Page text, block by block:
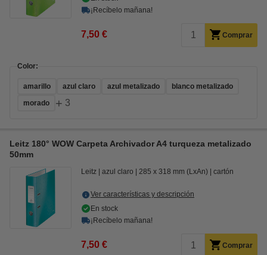
¡Recíbelo mañana!
7,50 € Comprar
Color:
amarillo azul claro azul metalizado
blanco metalizado
morado
+ 3
Leitz 180° WOW Carpeta Archivador A4 turqueza metalizado
50mm
Leitz azul claro 285 x 318 mm (LxAn) cartón
Ver características y descripción
En stock
¡Recíbelo mañana!
7,50 € Comprar